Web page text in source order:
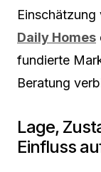
Daily Homes
fundierte
Beratung
Lage,
Einfluss